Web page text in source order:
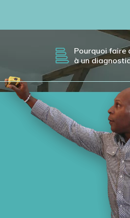
Pourquoi faire
à un